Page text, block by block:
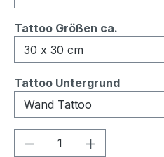
Tattoo Größen ca.
Tattoo Untergrund
Produkt Anzahl: